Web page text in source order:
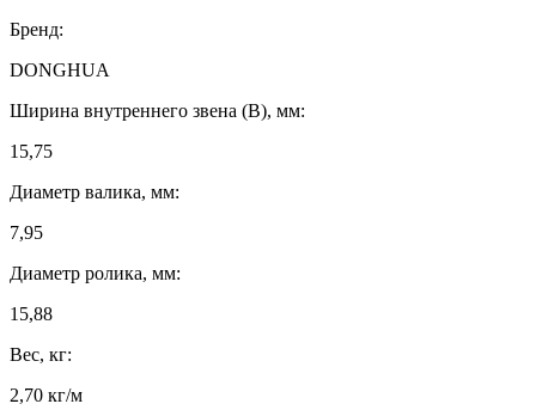
Бренд:
DONGHUA
Ширина внутреннего звена (B), мм:
15,75
Диаметр валика, мм:
7,95
Диаметр ролика, мм:
15,88
Вес, кг:
2,70 кг/м